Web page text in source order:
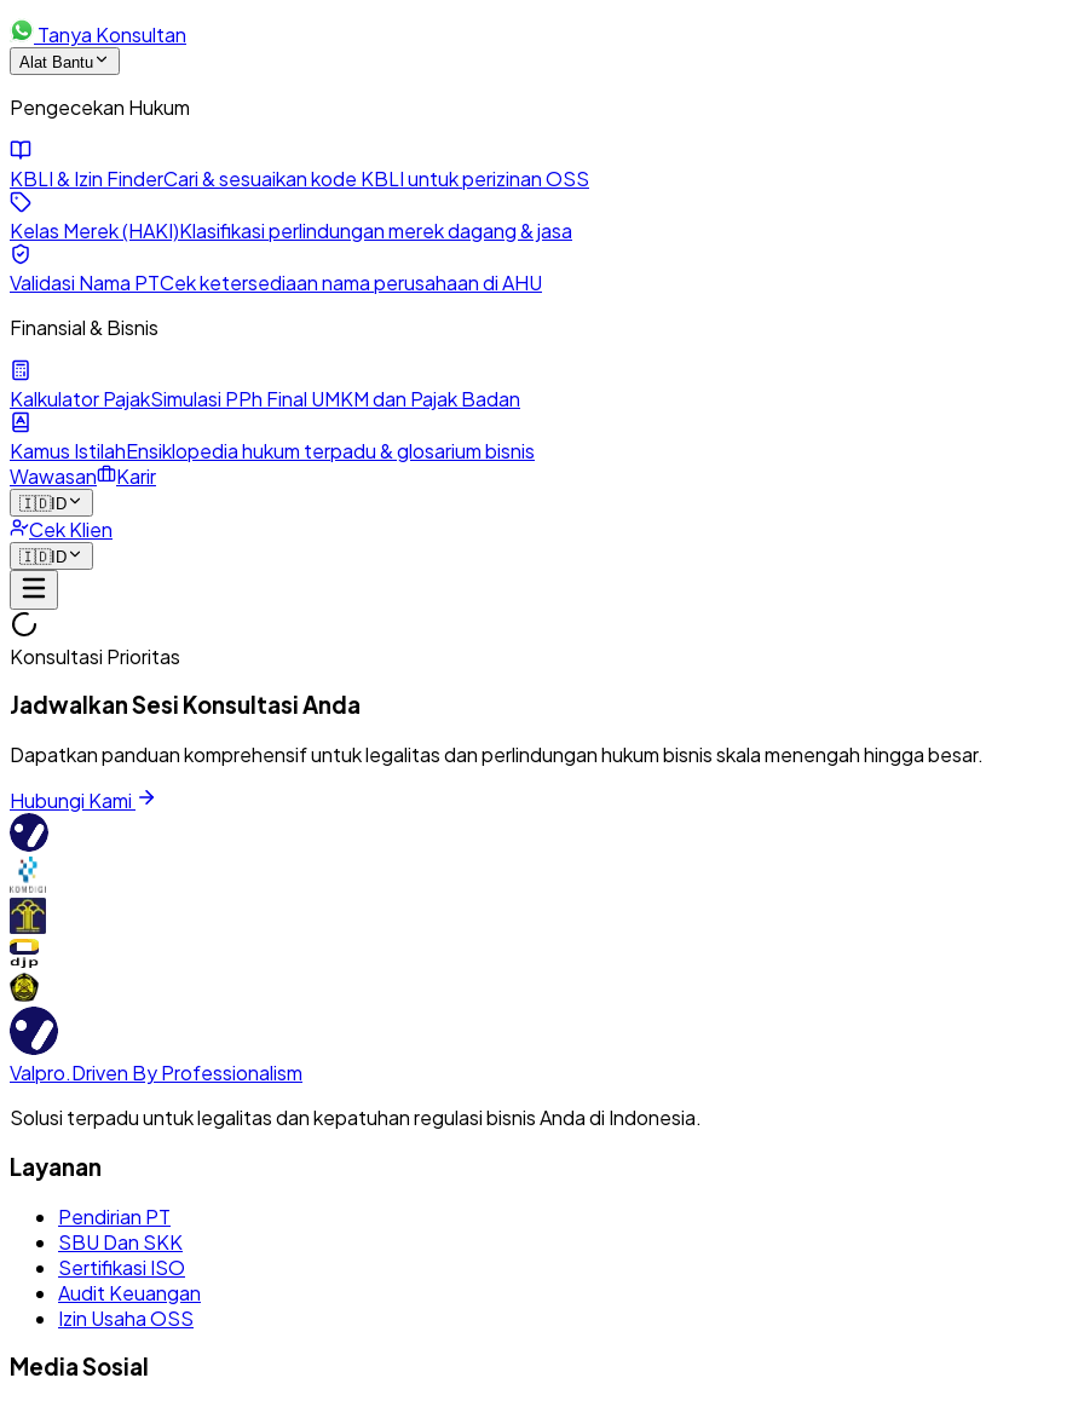
Tanya Konsultan
Alat Bantu
Pengecekan Hukum
KBLI & Izin FinderCari & sesuaikan kode KBLI untuk perizinan OSS
Kelas Merek (HAKI)Klasifikasi perlindungan merek dagang & jasa
Validasi Nama PTCek ketersediaan nama perusahaan di AHU
Finansial & Bisnis
Kalkulator PajakSimulasi PPh Final UMKM dan Pajak Badan
Kamus IstilahEnsiklopedia hukum terpadu & glosarium bisnis
Wawasan
Karir
🇮🇩ID
Cek Klien
🇮🇩ID
Konsultasi Prioritas
Jadwalkan Sesi Konsultasi Anda
Dapatkan panduan komprehensif untuk legalitas dan perlindungan hukum bisnis skala menengah hingga besar.
Hubungi Kami
Valpro.Driven By Professionalism
Solusi terpadu untuk legalitas dan kepatuhan regulasi bisnis Anda di Indonesia.
Layanan
Pendirian PT
SBU Dan SKK
Sertifikasi ISO
Audit Keuangan
Izin Usaha OSS
Media Sosial